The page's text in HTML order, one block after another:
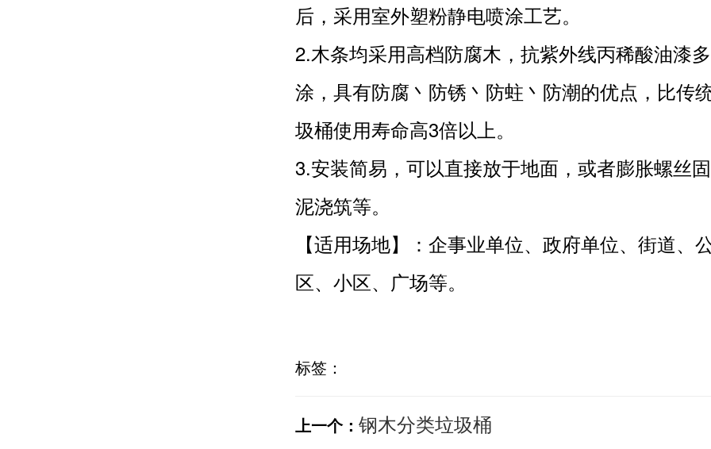
后，采用室外塑粉静电喷涂工艺。
2.木条均采用高档防腐木，抗紫外线丙稀酸油漆
涂，具有防腐丶防锈丶防蛀丶防潮的优点，比传
圾桶使用寿命高3倍以上。
3.安装简易，可以直接放于地面，或者膨胀螺丝
泥浇筑等。
【适用场地】：企事业单位、政府单位、街道、
区、小区、广场等。
标签：
上一个： 钢木分类垃圾桶